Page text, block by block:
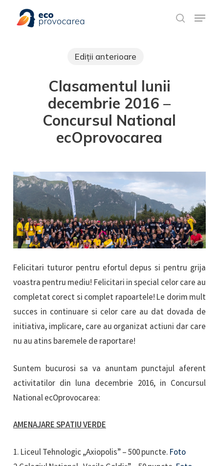
search
Meniu rapid
Ediții anterioare
Clasamentul lunii
decembrie 2016 –
Concursul National
ecOprovocarea
Felicitari tuturor pentru efortul depus si pentru grija
voastra pentru mediu! Felicitari in special celor care au
completat corect si complet rapoartele! Le dorim mult
succes in continuare si celor care au dat dovada de
initiativa, implicare, care au organizat actiuni dar care
nu au atins baremele de raportare!
Suntem bucurosi sa va anuntam punctajul aferent
activitatilor din luna decembrie 2016, in Concursul
National ecOprovocarea:
AMENAJARE SPATIU VERDE
1. Liceul Tehnologic „Axiopolis” – 500 puncte. Foto